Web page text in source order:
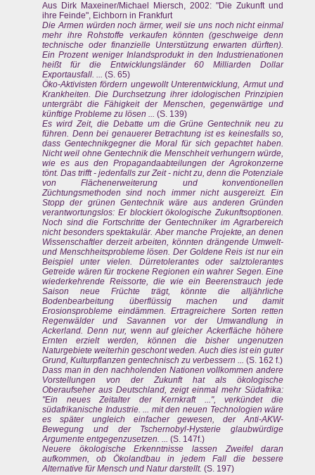
Aus Dirk Maxeiner/Michael Miersch, 2002: "Die Zukunft und
ihre Feinde", Eichborn in Frankfurt
Die Armen würden noch ärmer, weil sie uns noch nicht einmal
mehr ihre Rohstoffe verkaufen könnten (geschweige denn
technische oder finanzielle Unterstützung erwarten dürften).
Ein Prozent weniger Inlandsprodukt in den Industrienationen
heißt für die Entwicklungsländer 60 Milliarden Dollar
Exportausfall. ... (S. 65)
Öko-Aktivisten fördern ungewollt Unterentwicklung, Armut und
Krankheiten. Die Durchsetzung ihrer idologischen Prinzipien
untergräbt die Fähigkeit der Menschen, gegenwärtige und
künftige Probleme zu lösen ... (S. 139)
Es wird Zeit, die Debatte um die Grüne Gentechnik neu zu
führen. Denn bei genauerer Betrachtung ist es keinesfalls so,
dass Gentechnikgegner die Moral für sich gepachtet haben.
Nicht weil ohne Gentechnik die Menschheit verhungern würde,
wie es aus den Propagandaabteilungen der Agrokonzerne
tönt. Das trifft - jedenfalls zur Zeit - nicht zu, denn die Potenziale
von Flächenerweiterung und konventionellen
Züchtungsmethoden sind noch immer nicht ausgereizt. Ein
Stopp der grünen Gentechnik wäre aus anderen Gründen
verantwortungslos: Er blockiert ökologische Zukunftsoptionen.
Noch sind die Fortschritte der Gentechniker im Agrarbereich
nicht besonders spektakulär. Aber manche Projekte, an denen
Wissenschaftler derzeit arbeiten, könnten drängende Umwelt-
und Menschheitsprobleme lösen. Der Goldene Reis ist nur ein
Beispiel unter vielen. Dürretolerantes oder salztolerantes
Getreide wären für trockene Regionen ein wahrer Segen. Eine
wiederkehrende Reissorte, die wie ein Beerenstrauch jede
Saison neue Früchte trägt, könnte die alljährliche
Bodenbearbeitung überflüssig machen und damit
Erosionsprobleme eindämmen. Ertragreichere Sorten retten
Regenwälder und Savannen vor der Umwandlung in
Ackerland. Denn nur, wenn auf gleicher Ackerfläche höhere
Ernten erzielt werden, können die bisher ungenutzen
Naturgebiete weiterhin geschont weden. Auch dies ist ein guter
Grund, Kulturpflanzen gentechnisch zu verbessern ... (S. 162 f.)
Dass man in den nachholenden Nationen vollkommen andere
Vorstellungen von der Zukunft hat als ökologische
Oberaufseher aus Deutschland, zeigt einmal mehr Südafrika:
"Ein neues Zeitalter der Kernkraft ...", verkündet die
südafrikanische Industrie. ... mit den neuen Technologien wäre
es später ungleich einfacher gewesen, der Anti-AKW-
Bewegung und der Tschernobyl-Hysterie glaubwürdige
Argumente entgegenzusetzen. ... (S. 147f.)
Neuere ökologische Erkenntnisse lassen Zweifel daran
aufkommen, ob Ökolandbau in jedem Fall die bessere
Alternative für Mensch und Natur darstellt. (S. 197)